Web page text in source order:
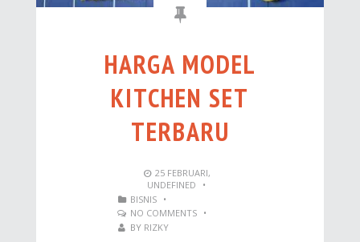
HARGA MODEL
KITCHEN SET
TERBARU
25 FEBRUARI,
UNDEFINED
•
BISNIS
•
NO COMMENTS
•
BY RIZKY